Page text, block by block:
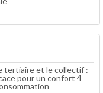
tertiaire et le collectif :
pour un confort 4